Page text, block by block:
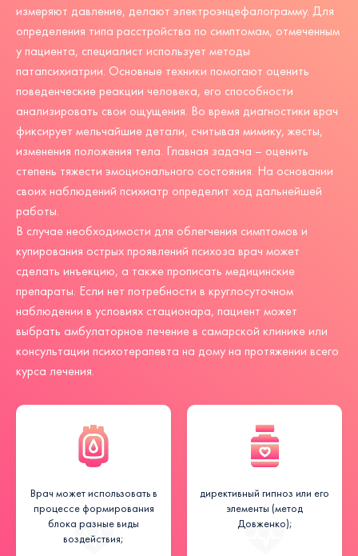
измеряют давление, делают электроэнцефалограмму. Для
определения типа расстройства по симптомам, отмеченным
у пациента, специалист использует методы
патапсихиатрии. Основные техники помогают оценить
поведенческие реакции человека, его способности
анализировать свои ощущения. Во время диагностики врач
фиксирует мельчайшие детали, считывая мимику, жесты,
изменения положения тела. Главная задача – оценить
степень тяжести эмоционального состояния. На основании
своих наблюдений психиатр определит ход дальнейшей
работы.
В случае необходимости для облегчения симптомов и
купирования острых проявлений психоза врач может
сделать инъекцию, а также прописать медицинские
препараты. Если нет потребности в круглосуточном
наблюдении в условиях стационара, пациент может
выбрать амбулаторное лечение в самарской клинике или
консультации психотерапевта на дому на протяжении всего
курса лечения.
Врач может использовать в
процессе формирования
блока разные виды
воздействия;
директивный гипноз или его
элементы (метод
Довженко);